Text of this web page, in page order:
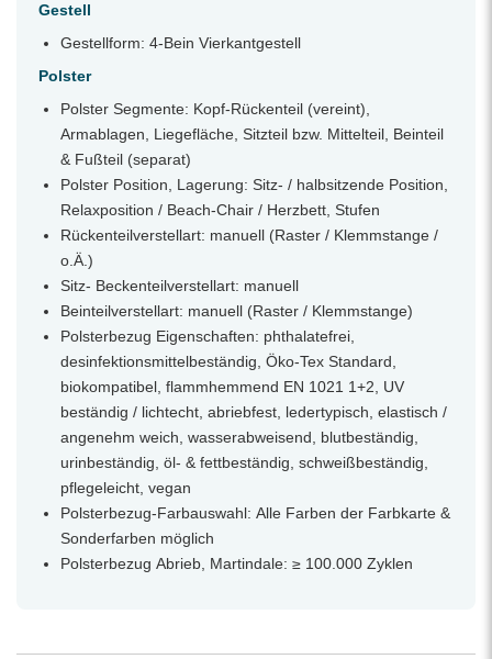
Gestell
Gestellform: 4-Bein Vierkantgestell
Polster
Polster Segmente: Kopf-Rückenteil (vereint),
Armablagen, Liegefläche, Sitzteil bzw. Mittelteil, Beinteil
& Fußteil (separat)
Polster Position, Lagerung: Sitz- / halbsitzende Position,
Relaxposition / Beach-Chair / Herzbett, Stufen
Rückenteilverstellart: manuell (Raster / Klemmstange /
o.Ä.)
Sitz- Beckenteilverstellart: manuell
Beinteilverstellart: manuell (Raster / Klemmstange)
Polsterbezug Eigenschaften: phthalatefrei,
desinfektionsmittelbeständig, Öko-Tex Standard,
biokompatibel, flammhemmend EN 1021 1+2, UV
beständig / lichtecht, abriebfest, ledertypisch, elastisch /
angenehm weich, wasserabweisend, blutbeständig,
urinbeständig, öl- & fettbeständig, schweißbeständig,
pflegeleicht, vegan
Polsterbezug-Farbauswahl: Alle Farben der Farbkarte &
Sonderfarben möglich
Polsterbezug Abrieb, Martindale: ≥ 100.000 Zyklen